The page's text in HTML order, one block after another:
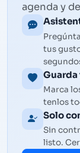
agenda y
tus
Marca
tenlos
Solo
Sin
listo.